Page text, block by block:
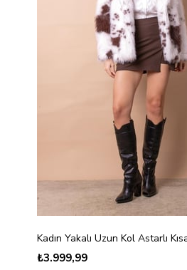
₺3.999,99